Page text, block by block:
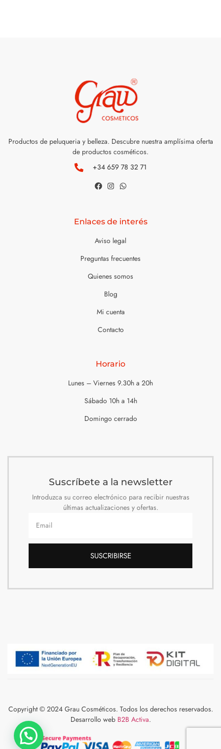
Productos de peluqueria y belleza. Descubre nuestra amplísima oferta
de productos cosméticos.
+34 659 78 32 71
Enlaces de interés
Aviso legal
Preguntas frecuentes
Quienes somos
Blog
Mi cuenta
Contacto
Horario
Lunes – Viernes 9.30h a 20h
Sábado 10h a 14h
Domingo cerrado
Suscríbete a la newsletter
Introduzca su correo electrónico para recibir nuestras
últimas actualizaciones y ofertas.
SUSCRIBIRSE
Copyright © 2024 Grau Cosméticos. Todos los derechos reservados.
Desarrollo web B2B Activa.